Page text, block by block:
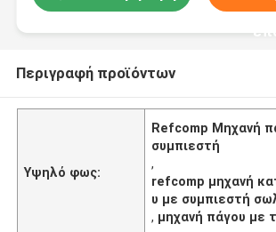
Περιγραφή προϊόντων
Υψηλό φως:
Refcomp Μηχανή
συμπιεστή
,
refcomp μηχανή
υ με συμπιεστή
, μηχανή πάγου με